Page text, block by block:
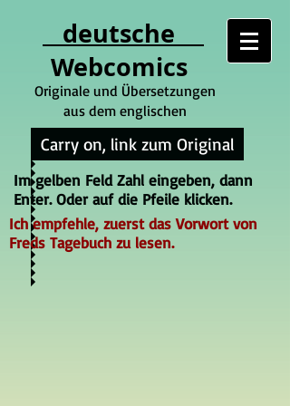
deutsche
Webcomics
Originale und Übersetzungen
aus dem englischen
Carry on, link zum Original
Im gelben Feld Zahl eingeben, dann
Enter. Oder auf die Pfeile klicken.
Ich empfehle, zuerst das Vorwort von
Freds Tagebuch zu lesen.